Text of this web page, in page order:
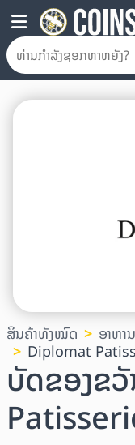
ສິນຄ້າທັງໝົດ ອາຫາ
Diplomat
ບັດຂອງຂ